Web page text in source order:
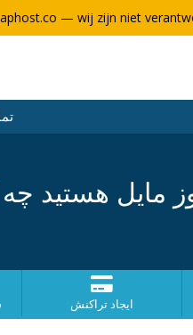
— wij zijn niet
مایل هستید
ایجاد تراکنش